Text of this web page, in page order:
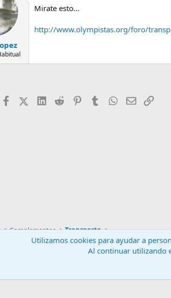
Mirate esto...
http://www.olympistas.org/foro/
FacebookX (Twitter)
LinkedIn
Reddit PinterestTumblrWhatsApp
EmailEnlace
Complementos Transporte
Utilizamos cookies para ayudar a
Al continuar utilizando